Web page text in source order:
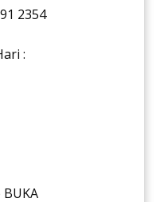
2354
: